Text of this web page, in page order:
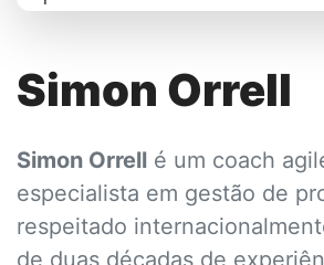
Simon Orrell
Simon Orrell é um coach
especialista em gestão de
respeitado
de duas décadas de